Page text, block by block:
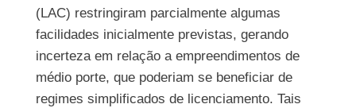
(LAC) restringiram parcialmente algumas
facilidades inicialmente previstas, gerando
incerteza em relação a empreendimentos de
médio porte, que poderiam se beneficiar de
regimes simplificados de licenciamento. Tais